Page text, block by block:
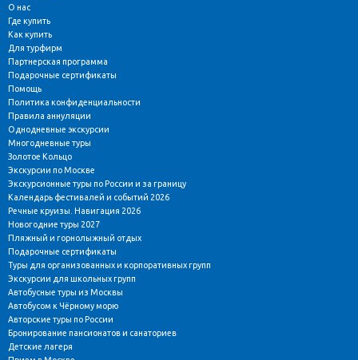
О нас
Где купить
Как купить
Для турфирм
Партнерская программа
Подарочные сертификаты
Помощь
Политика конфиденциальности
Правила аннуляции
Однодневные экскурсии
Многодневные туры
Золотое Кольцо
Экскурсии по Москве
Экскурсионные туры по России и за границу
Календарь фестивалей и событий 2026
Речные круизы. Навигация 2026
Новогодние туры 2027
Пляжный и горнолыжный отдых
Подарочные сертификаты
Туры для организованных и корпоративных групп
Экскурсии для школьных групп
Автобусные туры из Москвы
Автобусом к Чёрному морю
Авторские туры по России
Бронирование пансионатов и санаториев
Детские лагеря